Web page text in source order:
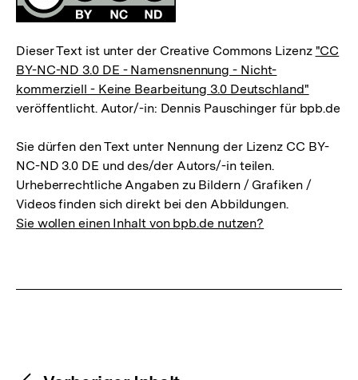
Dieser Text ist unter der Creative Commons Lizenz "CC
BY-NC-ND 3.0 DE - Namensnennung - Nicht-
kommerziell - Keine Bearbeitung 3.0 Deutschland"
veröffentlicht. Autor/-in: Dennis Pauschinger für bpb.de
Sie dürfen den Text unter Nennung der Lizenz CC BY-
NC-ND 3.0 DE und des/der Autors/-in teilen.
Urheberrechtliche Angaben zu Bildern / Grafiken /
Videos finden sich direkt bei den Abbildungen.
Sie wollen einen Inhalt von bpb.de nutzen?